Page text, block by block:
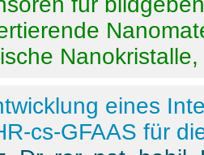
eines
cs-GFAAS für